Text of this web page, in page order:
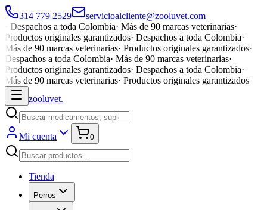
314 779 2529
servicioalcliente@zooluvet.com
Despachos a toda Colombia· Más de 90 marcas veterinarias·
Productos originales garantizados· Despachos a toda Colombia·
Más de 90 marcas veterinarias· Productos originales garantizados·
Despachos a toda Colombia· Más de 90 marcas veterinarias·
Productos originales garantizados· Despachos a toda Colombia·
Más de 90 marcas veterinarias· Productos originales garantizados
zooluvet.
Mi cuenta 0
Tienda
Perros